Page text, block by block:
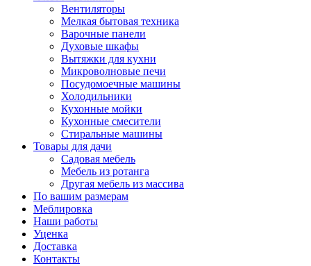
Вентиляторы
Мелкая бытовая техника
Варочные панели
Духовые шкафы
Вытяжки для кухни
Микроволновые печи
Посудомоечные машины
Холодильники
Кухонные мойки
Кухонные смесители
Стиральные машины
Товары для дачи
Садовая мебель
Мебель из ротанга
Другая мебель из массива
По вашим размерам
Меблировка
Наши работы
Уценка
Доставка
Контакты